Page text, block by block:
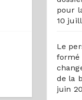
pour
10
Le
formé
de la
juin